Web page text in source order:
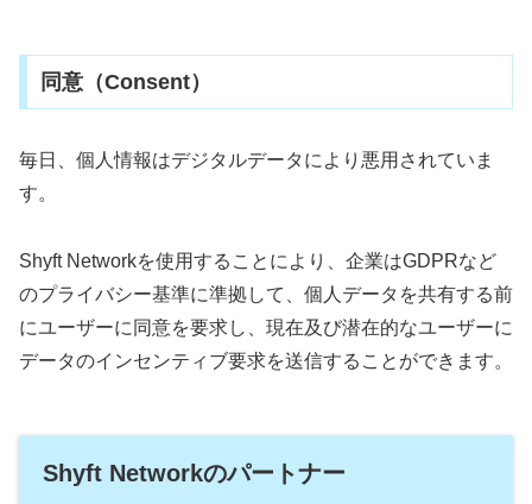
同意（Consent）
毎日、個人情報はデジタルデータにより悪用されていま
す。
Shyft Networkを使用することにより、企業はGDPRなど
のプライバシー基準に準拠して、個人データを共有する前
にユーザーに同意を要求し、現在及び潜在的なユーザーに
データのインセンティブ要求を送信することができます。
Shyft Networkのパートナー